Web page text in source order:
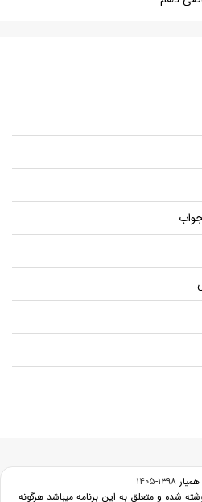
همیار ۱۳۹۸-۱۴۰۵
شده و متعلق به این برنامه میباشد هرگونه